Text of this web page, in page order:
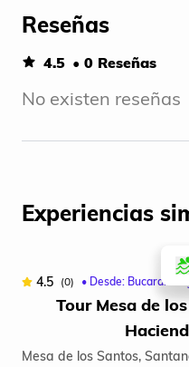
Reseñas
4.5 • 0 Reseñas
No existen reseñas
Experiencias
4.5 (0) • Desde:
Tour Mesa de
Mesa de los Santos,